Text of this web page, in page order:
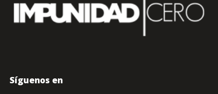
Síguenos en